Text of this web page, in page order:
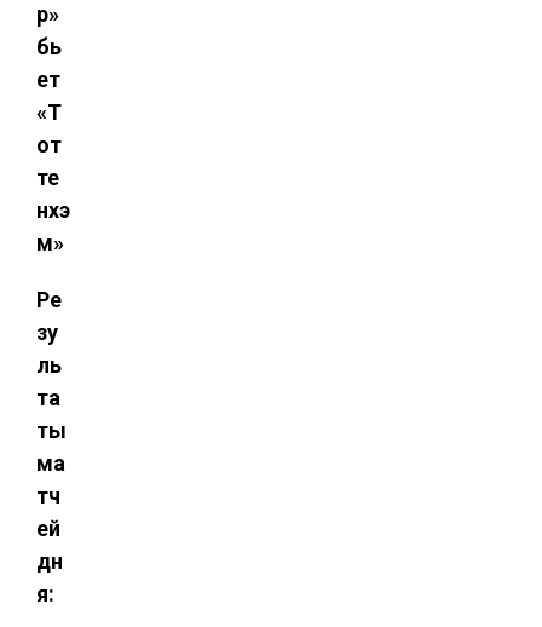
р»
бь
ет
«Т
от
те
нхэ
м»
Ре
зу
ль
та
ты
ма
тч
ей
дн
я: